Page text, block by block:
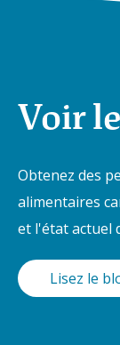
Voir
Obtenez des
alimentaires
et l'état actuel
Lisez le